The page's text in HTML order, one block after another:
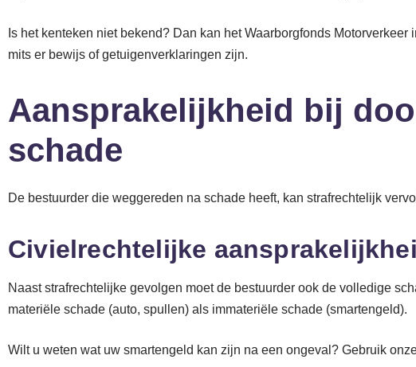
Is het kenteken niet bekend? Dan kan het Waarborgfonds
mits er bewijs of getuigenverklaringen zijn.
Aansprakelijkheid bij
schade
De bestuurder die weggereden na schade heeft, kan strafrechtelijk
Civielrechtelijke
Naast strafrechtelijke gevolgen moet de bestuurder ook de volledige
materiële schade (auto, spullen) als immateriële schade (smartengeld).
Wilt u weten wat uw smartengeld kan zijn na een ongeval? Gebruik